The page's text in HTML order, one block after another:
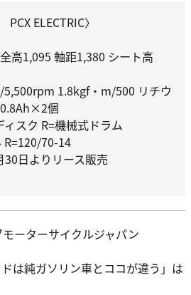
ELECTRIC〉
高1,095 軸距1,380 シート高
1.8kgf・m/500 リチウ
個
スク R=機械式ドラム
70-14
日よりリース販売
ーターサイクルジャパン
ドは純ガソリン車とココが違う」は